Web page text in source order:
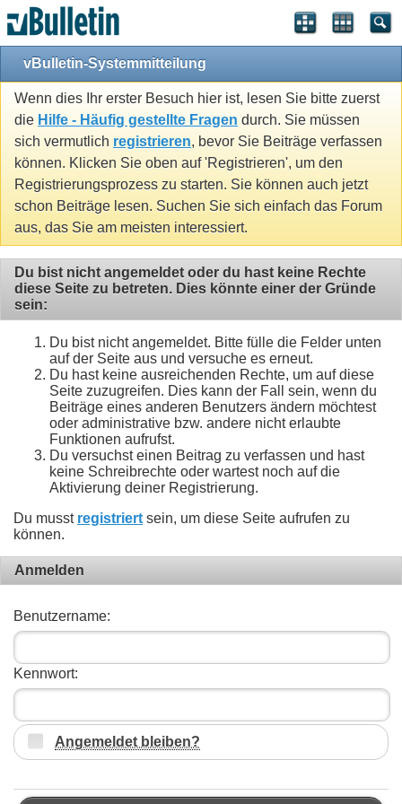
vBulletin-Systemmitteilung
Wenn dies Ihr erster Besuch hier ist, lesen Sie bitte zuerst
die Hilfe - Häufig gestellte Fragen durch. Sie müssen
sich vermutlich registrieren, bevor Sie Beiträge verfassen
können. Klicken Sie oben auf 'Registrieren', um den
Registrierungsprozess zu starten. Sie können auch jetzt
schon Beiträge lesen. Suchen Sie sich einfach das Forum
aus, das Sie am meisten interessiert.
Du bist nicht angemeldet oder du hast keine Rechte
diese Seite zu betreten. Dies könnte einer der Gründe
sein:
Du bist nicht angemeldet. Bitte fülle die Felder unten
auf der Seite aus und versuche es erneut.
Du hast keine ausreichenden Rechte, um auf diese
Seite zuzugreifen. Dies kann der Fall sein, wenn du
Beiträge eines anderen Benutzers ändern möchtest
oder administrative bzw. andere nicht erlaubte
Funktionen aufrufst.
Du versuchst einen Beitrag zu verfassen und hast
keine Schreibrechte oder wartest noch auf die
Aktivierung deiner Registrierung.
Du musst registriert sein, um diese Seite aufrufen zu
können.
Anmelden
Benutzername:
Kennwort:
Angemeldet bleiben?